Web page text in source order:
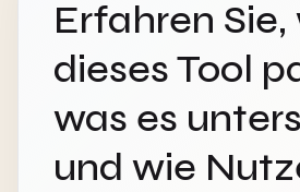
Erfahren Sie,
dieses Tool
was es
und wie